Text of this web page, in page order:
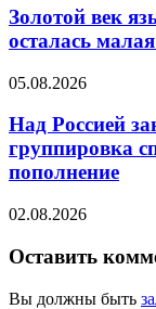
Золотой век
осталась
05.08.2026
Над Россией
группировка
пополнение
02.08.2026
Оставить
Вы должны быть